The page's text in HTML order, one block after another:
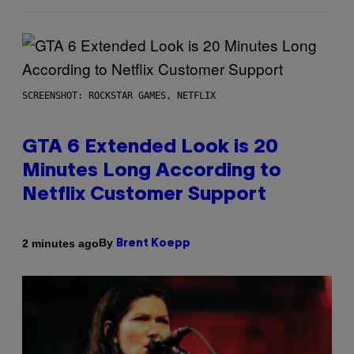
SCREENSHOT: ROCKSTAR GAMES, NETFLIX
GTA 6 Extended Look is 20
Minutes Long According to
Netflix Customer Support
2 minutes agoBy Brent Koepp